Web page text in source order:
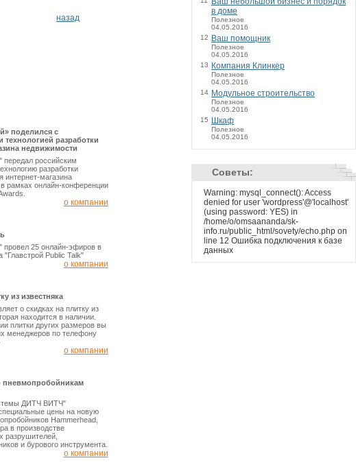
назад
поделился с
технологией разработки
недвижимости
передал российским
разработки
магазина
рамках онлайн-конференции
о компании
провел 25 онлайн-эфиров в
"Главстрой Public Talk"
о компании
из известняка
о скидках на плитку из
находится в наличии.
плитки других размеров вы
менеджеров по телефону
о компании
пневмопробойникам
ДИТЧ ВИТЧ"
цены на новую
Hammerhead,
в производстве
разрушителей,
и бурового инструмента.
о компании
в доме
Полезное
04.05.2016
12
Ваш помощник
Полезное
04.05.2016
13
Компания Клинкер
Полезное
04.05.2016
14 Модульное строительство
Полезное
04.05.2016
15
Шкаф
Полезное
04.05.2016
Советы:
Warning: mysql_connect(): Access
denied for user 'wordpress'@'localhost'
(using password: YES) in
/home/o/omsaananda/sk-
info.ru/public_html/sovety/echo.php on
line 12 Ошибка подключения к базе
данных